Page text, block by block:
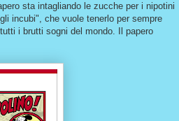
sta intagliando le zucche per i nipotini
incubi", che vuole tenerlo per sempre
i brutti sogni del mondo. Il papero